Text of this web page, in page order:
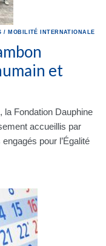
/ MOBILITÉ INTERNATIONALE
et
la Fondation Dauphine
accueillis par
pour l’Égalité